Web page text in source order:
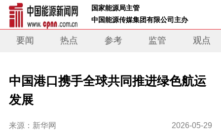
国家能源局主管
中国能源传媒集团有限公司主办
要闻 热点 参考 监管 观点
中国港口携手全球共同推进绿色航运
发展
来源：新华网 2026-05-29